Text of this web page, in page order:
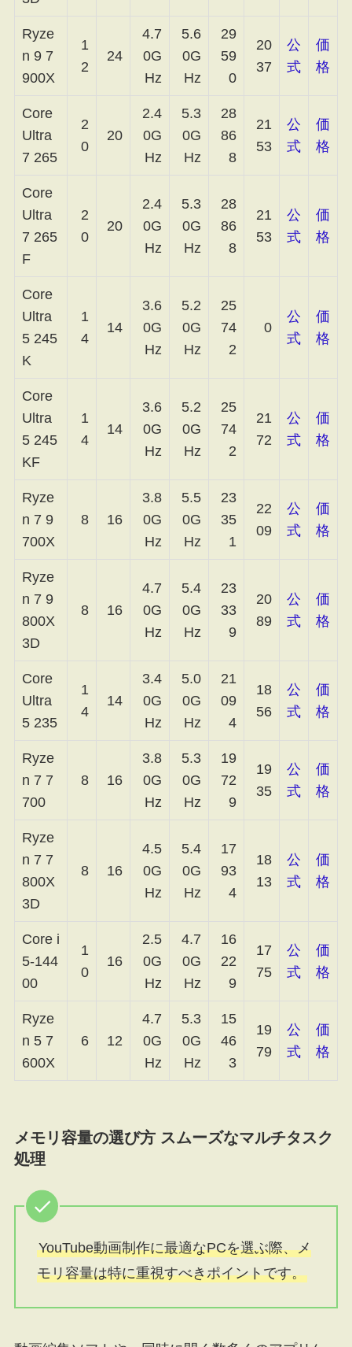
Ryze
n 9 7
900X
1
2
24
4.7
0G
Hz
5.6
0G
Hz
29
59
0
20
37
公
式
価
格
Core
Ultra
7 265
2
0
20
2.4
0G
Hz
5.3
0G
Hz
28
86
8
21
53
公
式
価
格
Core
Ultra
7 265
F
2
0
20
2.4
0G
Hz
5.3
0G
Hz
28
86
8
21
53
公
式
価
格
Core
Ultra
5 245
K
1
4
14
3.6
0G
Hz
5.2
0G
Hz
25
74
2
0
公
式
価
格
Core
Ultra
5 245
KF
1
4
14
3.6
0G
Hz
5.2
0G
Hz
25
74
2
21
72
公
式
価
格
Ryze
n 7 9
700X
8 16
3.8
0G
Hz
5.5
0G
Hz
23
35
1
22
09
公
式
価
格
Ryze
n 7 9
800X
3D
8 16
4.7
0G
Hz
5.4
0G
Hz
23
33
9
20
89
公
式
価
格
Core
Ultra
5 235
1
4
14
3.4
0G
Hz
5.0
0G
Hz
21
09
4
18
56
公
式
価
格
Ryze
n 7 7
700
8 16
3.8
0G
Hz
5.3
0G
Hz
19
72
9
19
35
公
式
価
格
Ryze
n 7 7
800X
3D
8 16
4.5
0G
Hz
5.4
0G
Hz
17
93
4
18
13
公
式
価
格
Core i
5-144
00
1
0
16
2.5
0G
Hz
4.7
0G
Hz
16
22
9
17
75
公
式
価
格
Ryze
n 5 7
600X
6 12
4.7
0G
Hz
5.3
0G
Hz
15
46
3
19
79
公
式
価
格
メモリ容量の選び方 スムーズなマルチタスク
処理
YouTube動画制作に最適なPCを選ぶ際、メ
モリ容量は特に重視すべきポイントです。